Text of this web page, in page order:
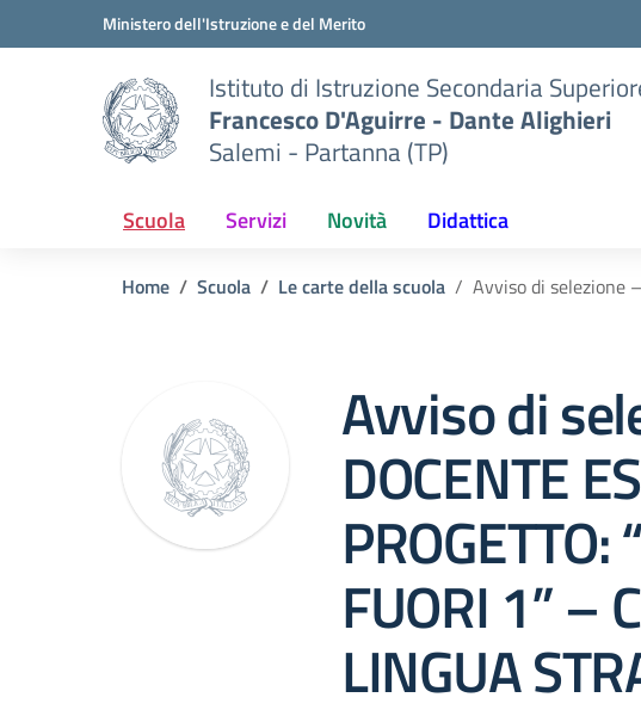
Vai ai contenuti
Vai al menu di navigazioneMinistero dell'Istruzione e del Merito
Istituto di Istruzione Secondaria
Francesco D'Aguirre - Dante Alighieri
Salemi - Partanna (TP)
Scuola Servizi Novità Didattica
Home Scuola Le carte della scuola Avviso di selezione –
Avviso di
DOCENTE
PROGETTO:
FUORI 1” –
LINGUA